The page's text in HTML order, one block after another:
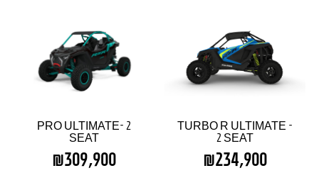
TURBO R ULTIMATE –
2 SEAT
₪234,900
PRO ULTIMATE- 2
SEAT
₪309,900